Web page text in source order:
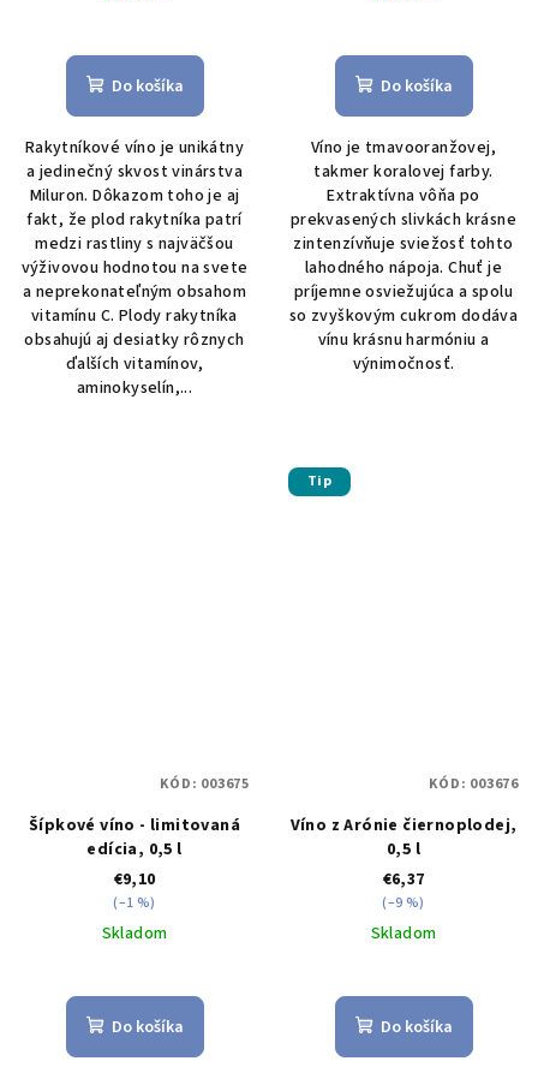
Do košíka
Rakytníkové víno je unikátny
a jedinečný skvost vinárstva
Miluron. Dôkazom toho je aj
fakt, že plod rakytníka patrí
medzi rastliny s najväčšou
výživovou hodnotou na svete
a neprekonateľným obsahom
vitamínu C. Plody rakytníka
obsahujú aj desiatky rôznych
ďalších vitamínov,
aminokyselín,...
Do košíka
Víno je tmavooranžovej,
takmer koralovej farby.
Extraktívna vôňa po
prekvasených slivkách krásne
zintenzívňuje sviežosť tohto
lahodného nápoja. Chuť je
príjemne osviežujúca a spolu
so zvyškovým cukrom dodáva
vínu krásnu harmóniu a
výnimočnosť.
Šípkové víno - limitovaná
edícia, 0,5 l
€9,10
(–1 %)
Skladom
Do košíka
KÓD: 003675
Tip
Víno z Arónie čiernoplodej,
0,5 l
€6,37
(–9 %)
Skladom
Do košíka
KÓD: 003676